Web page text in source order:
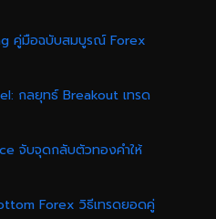
คู่มือฉบับสมบูรณ์ Forex
กลยุทธ์ Breakout เทรด
จับจุดกลับตัวทองคำให้
Forex วิธีเทรดยอดคู่